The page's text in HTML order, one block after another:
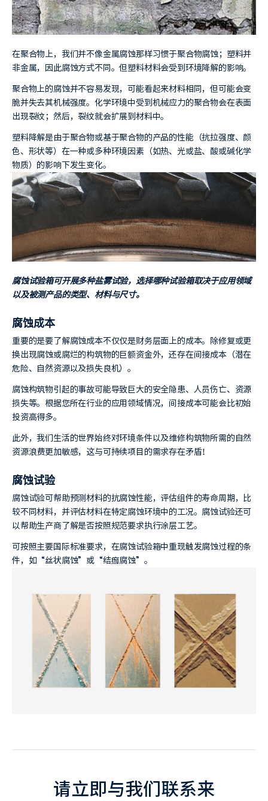
在聚合物上，我们并不像金属腐蚀那样习惯于聚合物腐蚀；塑料并
非金属，因此腐蚀方式不同。但塑料材料会受到环境降解的影响。
聚合物上的腐蚀并不容易发现，可能看起来材料相同，但可能会变
脆并失去其机械强度。化学环境中受到机械应力的聚合物会在表面
出现裂纹；然后，裂纹就会扩展到材料中。
塑料降解是由于聚合物或基于聚合物的产品的性能（抗拉强度、颜
色、形状等）在一种或多种环境因素（如热、光或盐、酸或碱化学
物质）的影响下发生变化。
腐蚀试验箱可开展多种盐雾试验，选择哪种试验箱取决于应用领域
以及被测产品的类型、材料与尺寸。
腐蚀成本
重要的是要了解腐蚀成本不仅仅是财务层面上的成本。除修复或更
换出现腐蚀或腐烂的构筑物的巨额资金外，还存在间接成本（潜在
危险、自然资源以及损失良机）。
腐蚀构筑物引起的事故可能导致巨大的安全隐患、人员伤亡、资源
损失等。根据您所在行业的应用领域情况，间接成本可能会比初始
投资高得多。
此外，我们生活的世界始终对环境条件以及维修构筑物所需的自然
资源浪费更加敏感，这与可持续项目的需求存在矛盾！
腐蚀试验
腐蚀试验可帮助预测材料的抗腐蚀性能，评估组件的寿命周期，比
较不同材料，并评估材料在特定腐蚀环境中的工况。腐蚀试验还可
以帮助生产商了解是否按照规范要求执行涂层工艺。
可按照主要国际标准要求，在腐蚀试验箱中重现触发腐蚀过程的条
件，如“丝状腐蚀”或“结痂腐蚀”。
请立即与我们联系来